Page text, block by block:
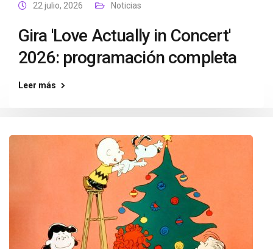
22 julio, 2026 Noticias
Gira 'Love Actually in Concert'
2026: programación completa
Leer más